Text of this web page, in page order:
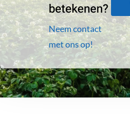
betekenen?
Neem contact
met ons op!